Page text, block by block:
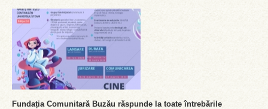
Fundația Comunitară Buzău răspunde la toate întrebările